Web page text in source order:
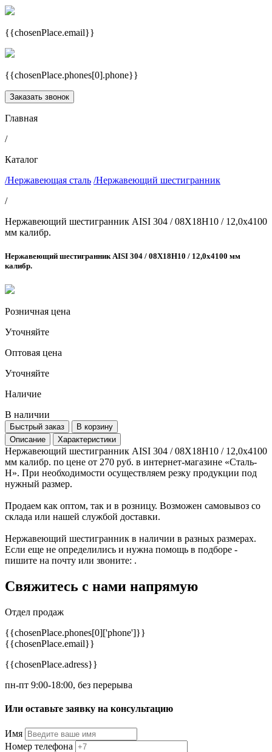
{{chosenPlace.email}}
{{chosenPlace.phones[0].phone}}
Заказать звонок
Главная
/
Каталог
/Нержавеющая сталь /Нержавеющий шестигранник
/
Нержавеющий шестигранник AISI 304 / 08Х18Н10 / 12,0х4100
мм калибр.
Нержавеющий шестигранник AISI 304 / 08Х18Н10 / 12,0х4100 мм
калибр.
Розничная цена
Уточняйте
Оптовая цена
Уточняйте
Наличие
В наличии
Быстрый заказ
В корзину
Описание
Характеристики
Нержавеющий шестигранник AISI 304 / 08Х18Н10 / 12,0х4100
мм калибр. по цене от 270 руб. в интернет-магазине «Сталь-
Н». При необходимости осуществляем резку продукции под
нужный размер.
Продаем как оптом, так и в розницу. Возможен самовывоз со
склада или нашей службой доставки.
Нержавеющий шестигранник в наличии в разных размерах.
Если еще не определились и нужна помощь в подборе -
пишите на почту или звоните: .
Свяжитесь с нами напрямую
Отдел продаж
{{chosenPlace.phones[0]['phone']}}
{{chosenPlace.email}}
{{chosenPlace.adress}}
пн-пт 9:00-18:00, без перерыва
Или оставьте заявку на консультацию
Имя
Номер телефона